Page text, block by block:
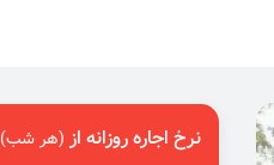
نرخ اجاره روزانه از(هر شب)